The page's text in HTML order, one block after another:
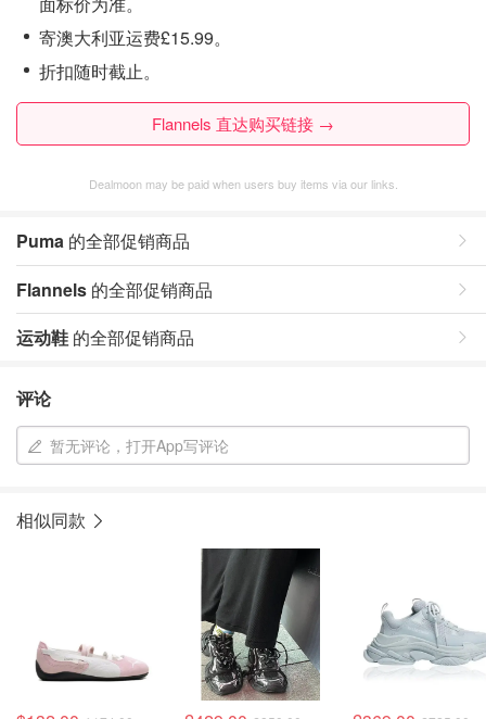
寄澳大利亚运费£15.99。
折扣随时截止。
Flannels 直达购买链接 →
Dealmoon may be paid when users buy items via our links.
Puma 的全部促销商品
Flannels 的全部促销商品
运动鞋 的全部促销商品
评论
暂无评论，打开App写评论
相似同款